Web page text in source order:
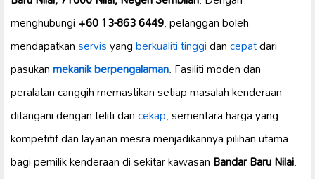
menghubungi+60 13-863 6449, pelanggan boleh
mendapatkanservisyangberkualiti tinggidancepatdari
pasukanmekanik berpengalaman. Fasiliti moden dan
peralatan canggih memastikan setiap masalah kenderaan
ditangani dengan teliti dancekap, sementara harga yang
kompetitif dan layanan mesra menjadikannya pilihan utama
bagi pemilik kenderaan di sekitar kawasanBandar Baru Nilai.